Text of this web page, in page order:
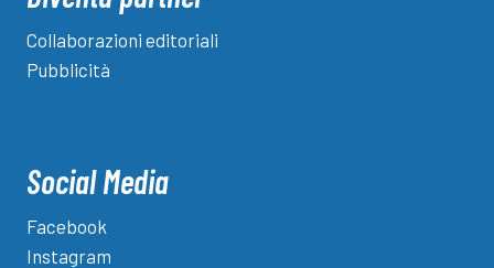
Collaborazioni editoriali
Pubblicità
Social Media
Facebook
Instagram